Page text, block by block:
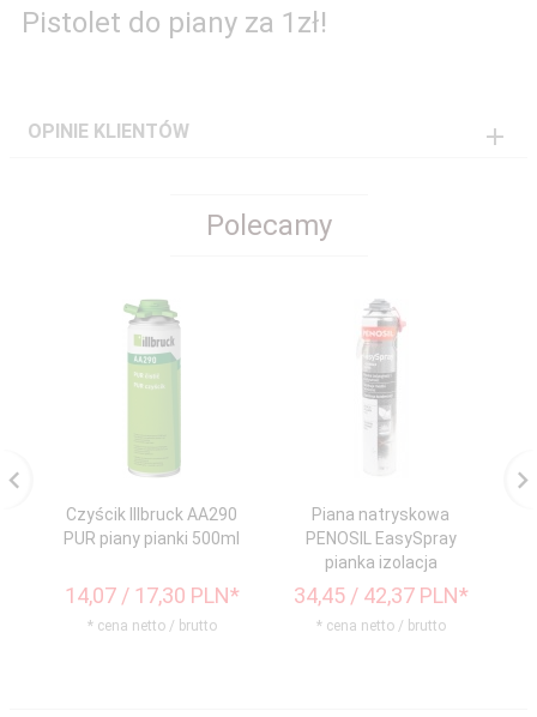
Pistolet do piany za 1zł!
OPINIE KLIENTÓW
Polecamy
Czyścik Illbruck AA290
PUR piany pianki 500ml
14,07 / 17,30 PLN*
* cena netto / brutto
Piana natryskowa
PENOSIL EasySpray
pianka izolacja
34,45 / 42,37 PLN*
* cena netto / brutto